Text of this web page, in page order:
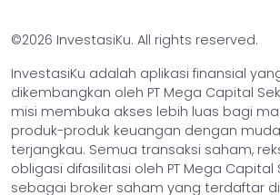
©2026 InvestasiKu. All rights reserved.
InvestasiKu adalah aplikasi finansial
dikembangkan oleh PT Mega Capital
misi membuka akses lebih luas bagi
produk-produk keuangan dengan
terjangkau. Semua transaksi saham,
obligasi difasilitasi oleh PT Mega Capital
sebagai broker saham yang terdaftar di